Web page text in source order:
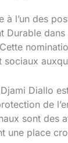
l’un des
Durable
Diallo
de
sont des
une place